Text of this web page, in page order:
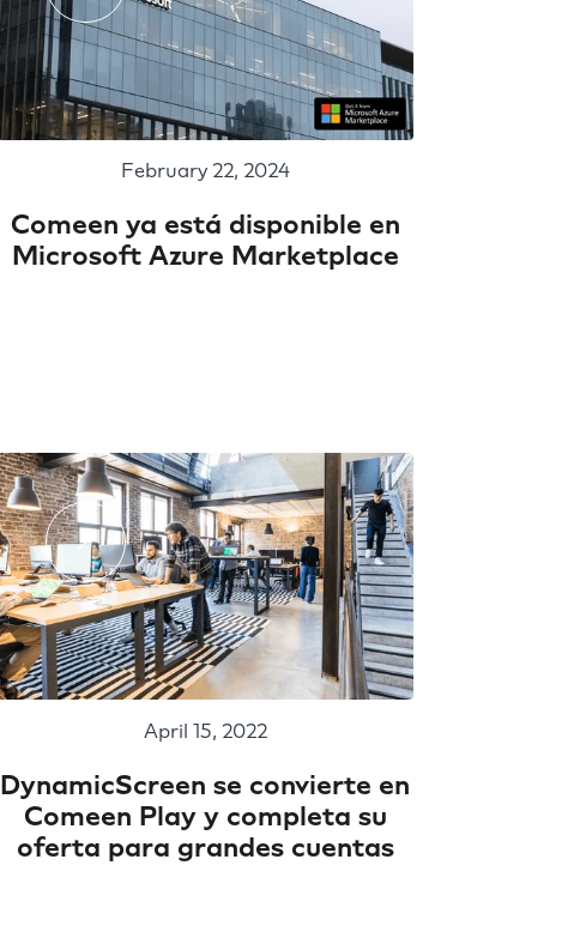
February 22, 2024
Comeen ya está disponible en
Microsoft Azure Marketplace
April 15, 2022
DynamicScreen se convierte en
Comeen Play y completa su
oferta para grandes cuentas